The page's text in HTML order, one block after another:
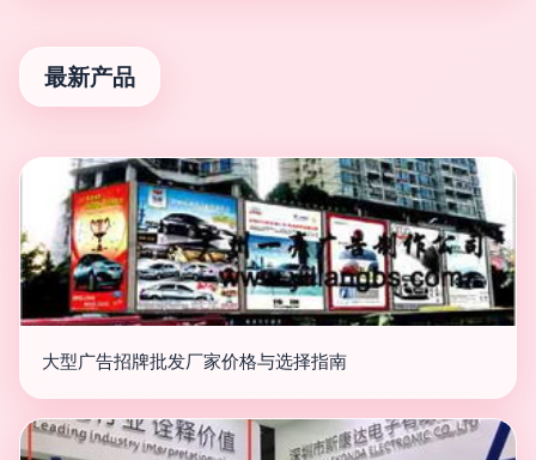
最新产品
大型广告招牌批发厂家价格与选择指南